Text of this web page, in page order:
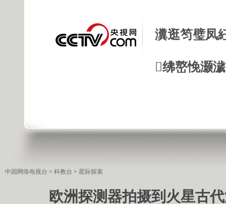
瀵逛笉璧凤
绋嶅悗灏
中国网络电视台 > 科教台 > 星际探索
欧洲探测器拍摄到火星古